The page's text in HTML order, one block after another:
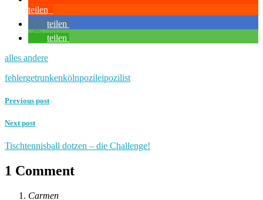
teilen
teilen
teilen
alles andere
fehlergetrunkenkölnpozileipozilist
Previous post
Next post
Tischtennisball dotzen – die Challenge!
1 Comment
Carmen